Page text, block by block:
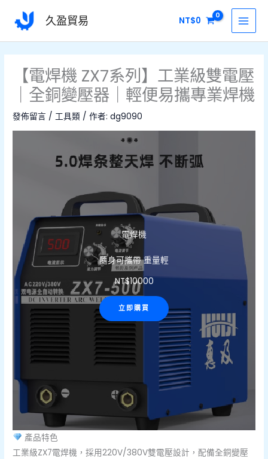
要
久盈貿易 NT$0
【電焊機 ZX7系列】工業級雙電壓
｜全銅變壓器｜輕便易攜專業焊機
發佈留言 /工具類 / 作者:dg9090
電焊機
隨身可攜帶 重量輕
NT$10000
立即購買
產品特色
工業級ZX7電焊機，採用220V/380V雙電壓設計，配備全銅變壓